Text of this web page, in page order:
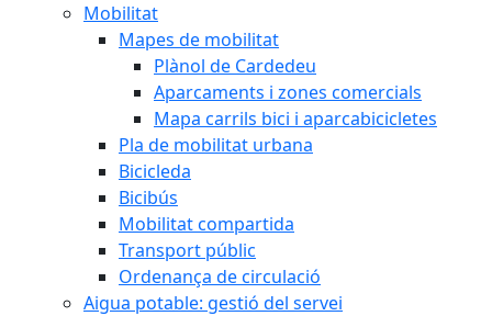
Mobilitat
Mapes de mobilitat
Plànol de Cardedeu
Aparcaments i zones comercials
Mapa carrils bici i aparcabicicletes
Pla de mobilitat urbana
Bicicleda
Bicibús
Mobilitat compartida
Transport públic
Ordenança de circulació
Aigua potable: gestió del servei